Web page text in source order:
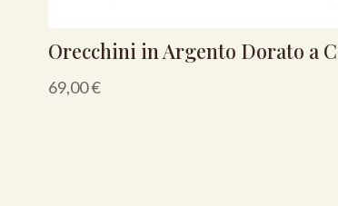
Orecchini in Argento Dorato a
69,00€